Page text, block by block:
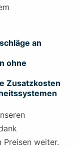
an
ohne
Zusatzkosten
weiter.